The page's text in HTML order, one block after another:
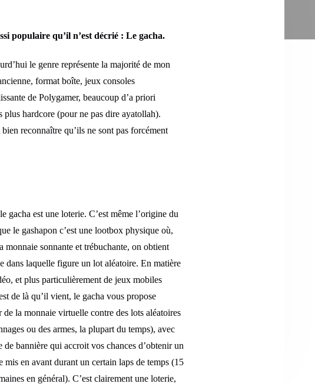
populaire qu’il n’est décrié : Le gacha.
le genre représente la majorité de mon
format boîte, jeux consoles
de Polygamer, beaucoup d’a priori
plus hardcore (pour ne pas dire ayatollah).
reconnaître qu’ils ne sont pas forcément
gacha est une loterie. C’est même l’origine du
le gashapon c’est une lootbox physique où,
monnaie sonnante et trébuchante, on obtient
dans laquelle figure un lot aléatoire. En matière
et plus particulièrement de jeux mobiles
de là qu’il vient, le gacha vous propose
de la monnaie virtuelle contre des lots aléatoires
ou des armes, la plupart du temps), avec
de bannière qui accroit vos chances d’obtenir un
mis en avant durant un certain laps de temps (15
en général). C’est clairement une loterie,